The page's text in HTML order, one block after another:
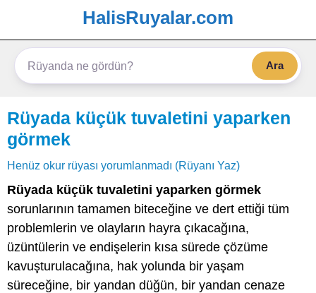
HalisRuyalar.com
Ara
Rüyada küçük tuvaletini yaparken
görmek
Henüz okur rüyası yorumlanmadı (Rüyanı Yaz)
Rüyada küçük tuvaletini yaparken görmek
sorunlarının tamamen biteceğine ve dert ettiği tüm
problemlerin ve olayların hayra çıkacağına,
üzüntülerin ve endişelerin kısa sürede çözüme
kavuşturulacağına, hak yolunda bir yaşam
süreceğine, bir yandan düğün, bir yandan cenaze